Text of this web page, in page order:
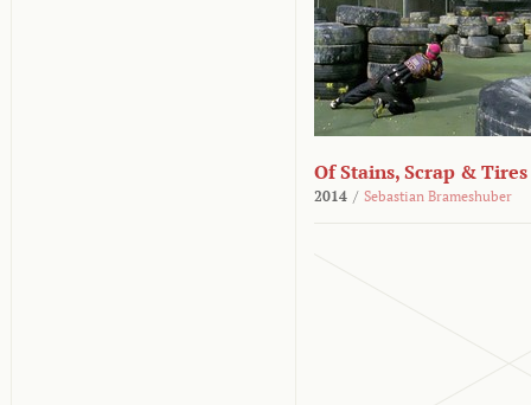
Of Stains, Scrap & Tires
2014 / Sebastian Brameshuber